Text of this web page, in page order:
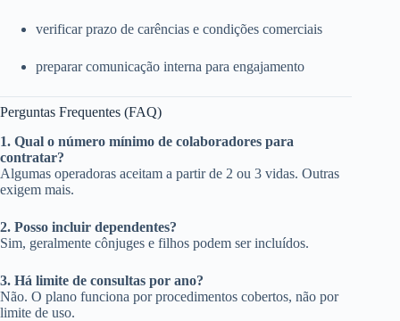
verificar prazo de carências e condições comerciais
preparar comunicação interna para engajamento
Perguntas Frequentes (FAQ)
1. Qual o número mínimo de colaboradores para
contratar?
Algumas operadoras aceitam a partir de 2 ou 3 vidas. Outras
exigem mais.
2. Posso incluir dependentes?
Sim, geralmente cônjuges e filhos podem ser incluídos.
3. Há limite de consultas por ano?
Não. O plano funciona por procedimentos cobertos, não por
limite de uso.